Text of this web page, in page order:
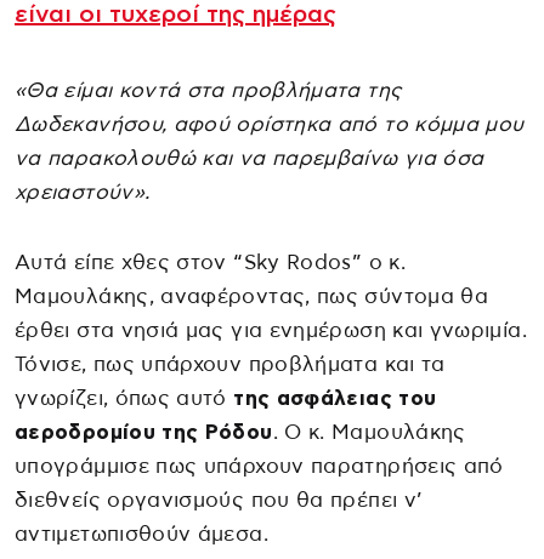
είναι οι τυχεροί της ημέρας
«Θα είμαι κοντά στα προβλήματα της
Δωδεκανήσου, αφού ορίστηκα από το κόμμα μου
να παρακολουθώ και να παρεμβαίνω για όσα
χρειαστούν».
Αυτά είπε χθες στον “Sky Rodos” ο κ.
Μαμουλάκης, αναφέροντας, πως σύντομα θα
έρθει στα νησιά μας για ενημέρωση και γνωριμία.
Τόνισε, πως υπάρχουν προβλήματα και τα
γνωρίζει, όπως αυτό της ασφάλειας του
αεροδρομίου της Ρόδου. Ο κ. Μαμουλάκης
υπογράμμισε πως υπάρχουν παρατηρήσεις από
διεθνείς οργανισμούς που θα πρέπει ν’
αντιμετωπισθούν άμεσα.